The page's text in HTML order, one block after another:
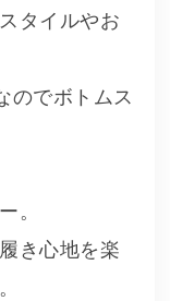
タイルやお
のでボトムス
。
き心地を楽